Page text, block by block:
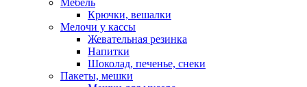
Крючки, вешалки
Мелочи у кассы
Жевательная резинка
Напитки
Шоколад, печенье, снеки
Пакеты, мешки